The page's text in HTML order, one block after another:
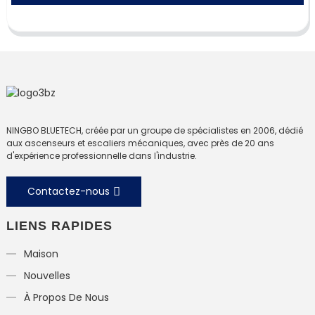
NINGBO BLUETECH, créée par un groupe de spécialistes en 2006, dédié
aux ascenseurs et escaliers mécaniques, avec près de 20 ans
d'expérience professionnelle dans l'industrie.
Contactez-nous
LIENS RAPIDES
Maison
Nouvelles
À Propos De Nous